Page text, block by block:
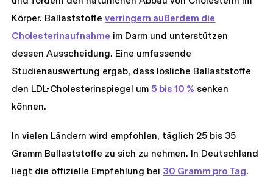
Körper. Ballaststoffeverringern außerdem die
Cholesterinaufnahme im Darm und unterstützen
dessen Ausscheidung. Eine umfassende
Studienauswertung ergab, dass lösliche Ballaststoffe
den LDL-Cholesterinspiegel um 5 bis 10 % senken
können.
In vielen Ländern wird empfohlen, täglich 25 bis 35
Gramm Ballaststoffe zu sich zu nehmen. In Deutschland
liegt die offizielle Empfehlung bei 30 Gramm pro Tag.